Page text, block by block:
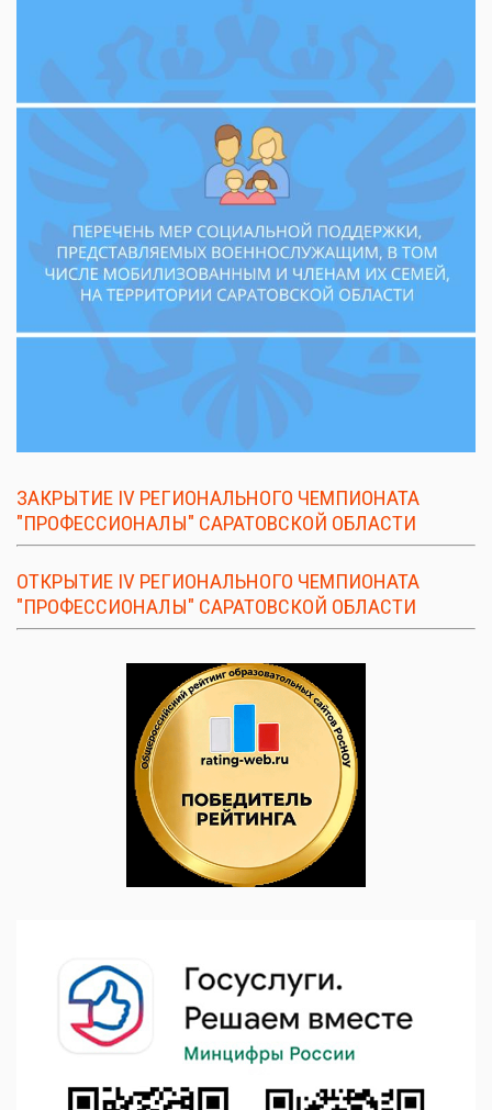
ЗАКРЫТИЕ IV РЕГИОНАЛЬНОГО ЧЕМПИОНАТА
"ПРОФЕССИОНАЛЫ" САРАТОВСКОЙ ОБЛАСТИ
ОТКРЫТИЕ IV РЕГИОНАЛЬНОГО ЧЕМПИОНАТА
"ПРОФЕССИОНАЛЫ" САРАТОВСКОЙ ОБЛАСТИ